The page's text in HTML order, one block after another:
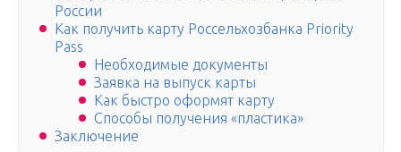
России
Как получить карту Россельхозбанка Priority
Pass
Необходимые документы
Заявка на выпуск карты
Как быстро оформят карту
Способы получения «пластика»
Заключение